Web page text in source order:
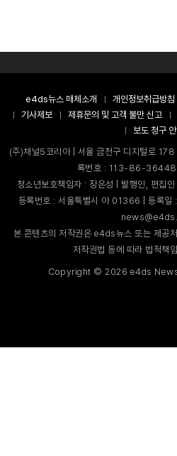
e4ds뉴스 매체소개 개인정보취급방침
기사제보
제휴문의 및 고객 불만 신고
보도 청구 안
(주)채널5코리아 | 서울 금천구 디지털로
록번호 : 113-86-36448
청소년보호책임자 : 장은성 | 발행인, 편
등록번호 : 서울특별시 아 01366 | 등록
본 콘텐츠의 저작권은 e4ds뉴스 또는 제공
저작권법 등에 따라 법적책
Copyright ©2026 e4ds